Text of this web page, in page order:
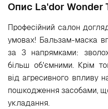
Опис La'dor Wonder
Професійний салон
умовах! Бальзам-маска
за 3 напрямками:
більш об'ємними. Крім
від агресивного впливу
пошкодження засобами,
укладання.